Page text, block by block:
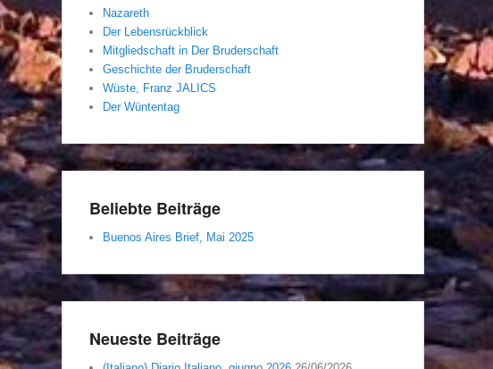
Nazareth
Der Lebensrückblick
Mitgliedschaft in Der Bruderschaft
Geschichte der Bruderschaft
Wüste, Franz JALICS
Der Wüntentag
Beliebte Beiträge
Buenos Aires Brief, Mai 2025
Neueste Beiträge